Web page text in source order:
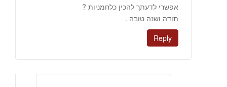
אפשרי לדעתך להכין כלחמניות ?
תודה ושנה טובה .
Reply